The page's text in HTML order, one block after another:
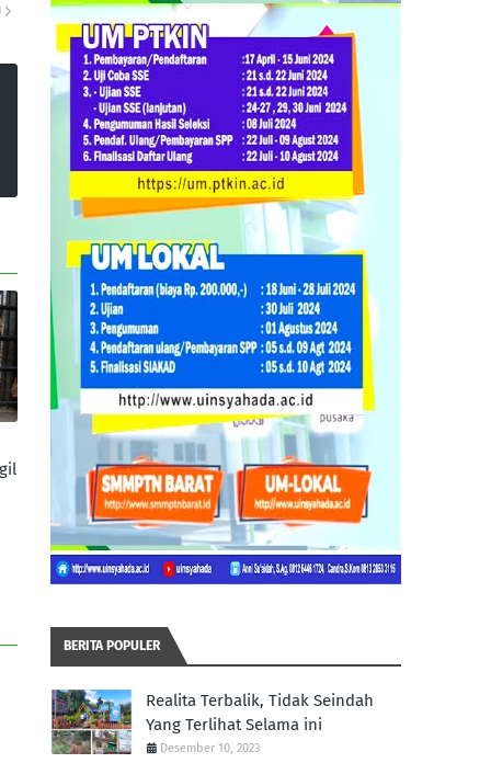
BERITA POPULER
Realita Terbalik, Tidak Seindah
Yang Terlihat Selama ini
Desember 10, 2023